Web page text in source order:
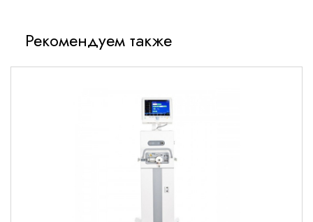
Автоматизированный процесс с цифровым управлением
Энергоэффективная вакуумная технология
Встроенная система самодиагностики
Технические параметры
Основные характеристики
Рекомендуем также